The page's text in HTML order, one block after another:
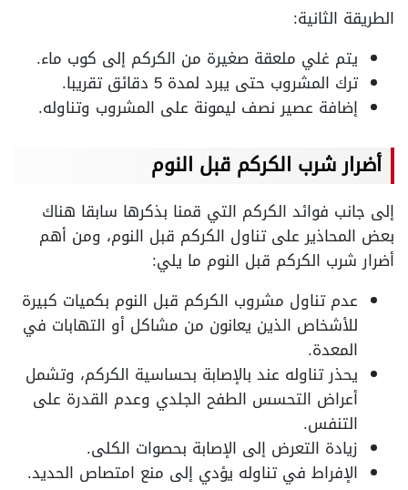
الطريقة الثانية:
يتم غلي ملعقة صغيرة من الكركم إلى كوب ماء.
ترك المشروب حتى يبرد لمدة 5 دقائق تقريبا.
إضافة عصير نصف ليمونة على المشروب وتناوله.
أضرار شرب الكركم قبل النوم
إلى جانب فوائد الكركم التي قمنا بذكرها سابقا هناك
بعض المحاذير على تناول الكركم قبل النوم، ومن أهم
أضرار شرب الكركم قبل النوم ما يلي:
عدم تناول مشروب الكركم قبل النوم بكميات كبيرة
للأشخاص الذين يعانون من مشاكل أو التهابات في
المعدة.
يحذر تناوله عند بالإصابة بحساسية الكركم، وتشمل
أعراض التحسس الطفح الجلدي وعدم القدرة على
التنفس.
زيادة التعرض إلى الإصابة بحصوات الكلى.
الإفراط في تناوله يؤدي إلى منع امتصاص الحديد.